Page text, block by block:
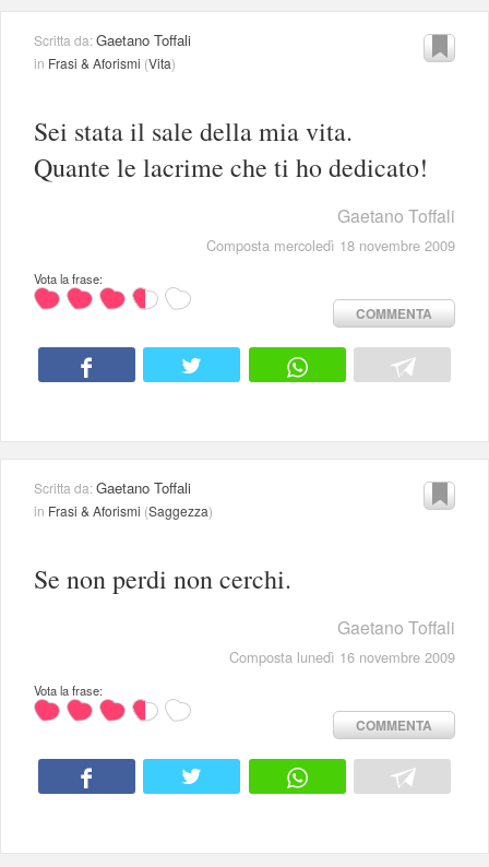
Scritta da:Gaetano Toffali
in Frasi & Aforismi (Vita)
Sei stata il sale della mia vita.
Quante le lacrime che ti ho dedicato!
Gaetano Toffali
Composta mercoledì 18 novembre 2009
Vota la frase:
COMMENTA
Scritta da:Gaetano Toffali
in Frasi & Aforismi (Saggezza)
Se non perdi non cerchi.
Gaetano Toffali
Composta lunedì 16 novembre 2009
Vota la frase:
COMMENTA